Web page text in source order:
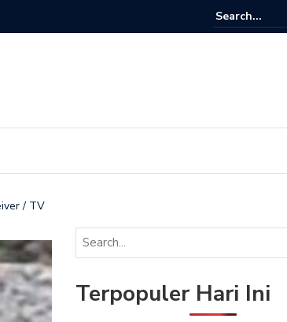
Terbaru! Ini Nomor Frekuensi / Transponder
Putih (Telkom 4)
/ TV
Terpopuler Hari Ini